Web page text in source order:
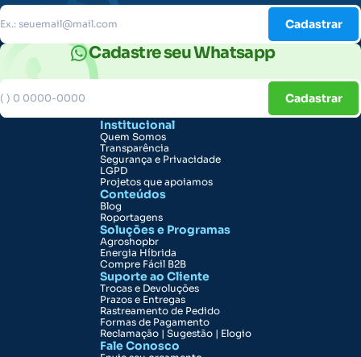
Cadastrar
Cadastre seu Whatsapp
Cadastrar
Institucional
Quem Somos
Transparência
Segurança e Privacidade
LGPD
Projetos que apoiamos
Conteúdos
Blog
Roportagens
Soluções e Programas
Agroshopbr
Energia Híbrida
Compre Fácil B2B
Suporte ao Cliente
Trocas e Devoluções
Prazos e Entregas
Rastreamento de Pedido
Formas de Pagamento
Reclamação | Sugestão | Elogio
Fale Conosco